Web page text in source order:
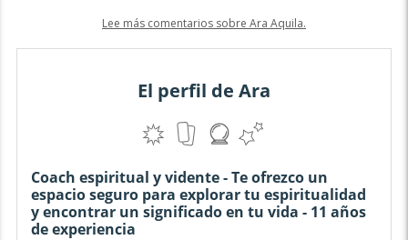
Lee más comentarios sobre Ara Aquila.
El perfil de Ara
Coach espiritual y vidente - Te ofrezco un
espacio seguro para explorar tu espiritualidad
y encontrar un significado en tu vida - 11 años
de experiencia